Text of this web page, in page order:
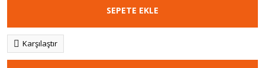
SEPETE EKLE
Karşılaştır